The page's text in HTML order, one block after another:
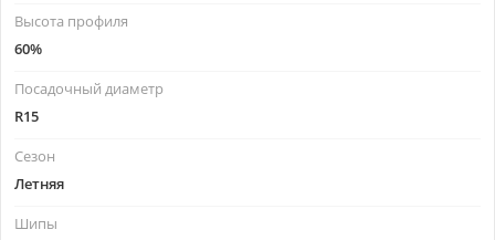
Высота профиля
60%
Посадочный диаметр
R15
Сезон
Летняя
Шипы